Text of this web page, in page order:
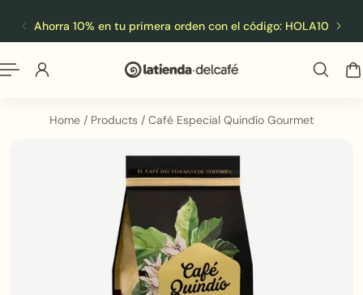
contenido
Ahorra 10% en tu primera orden con el código: HOLA10
Home / Products / Café Especial Quindío Gourmet